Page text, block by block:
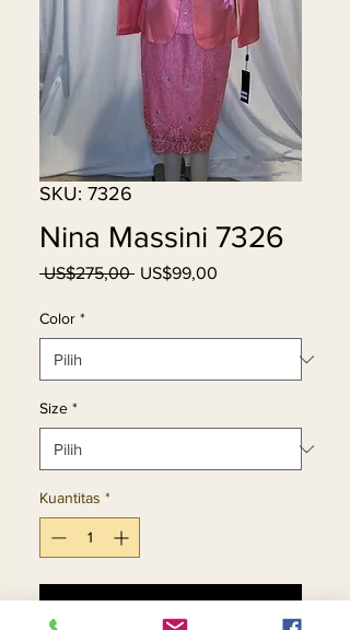
SKU: 7326
Nina Massini 7326
US$275,00 Harga
US$99,00
Color *
Size *
Kuantitas *
Tambah ke Keranjang